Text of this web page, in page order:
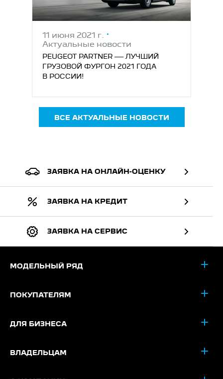
11 июня 2021 г.
Актуальные новости
PEUGEOT PARTNER — ЛУЧШИЙ
ГРУЗОВОЙ ФУРГОН 2021 ГОДА
В РОССИИ!
ВСЕ АКТУАЛЬНЫЕ НОВОСТИ
ЗАЯВКА НА ОНЛАЙН-ОЦЕНКУ
ЗАЯВКА НА КРЕДИТ
ЗАЯВКА НА СЕРВИС
МОДЕЛЬНЫЙ РЯД
ПОКУПАТЕЛЯМ
ДЛЯ БИЗНЕСА
ВЛАДЕЛЬЦАМ